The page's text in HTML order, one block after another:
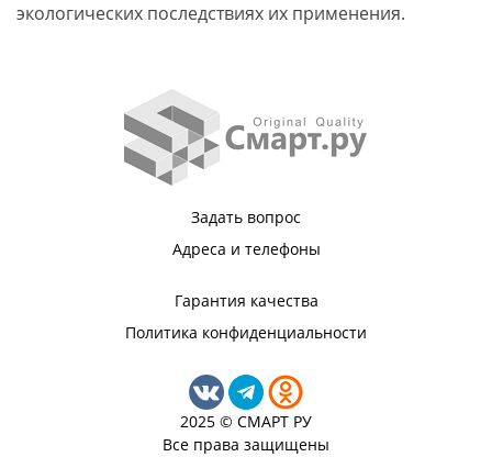
экологических последствиях их применения.
Задать вопрос
Адреса и телефоны
Гарантия качества
Политика конфиденциальности
2025 © СМАРТ РУ
Все права защищены